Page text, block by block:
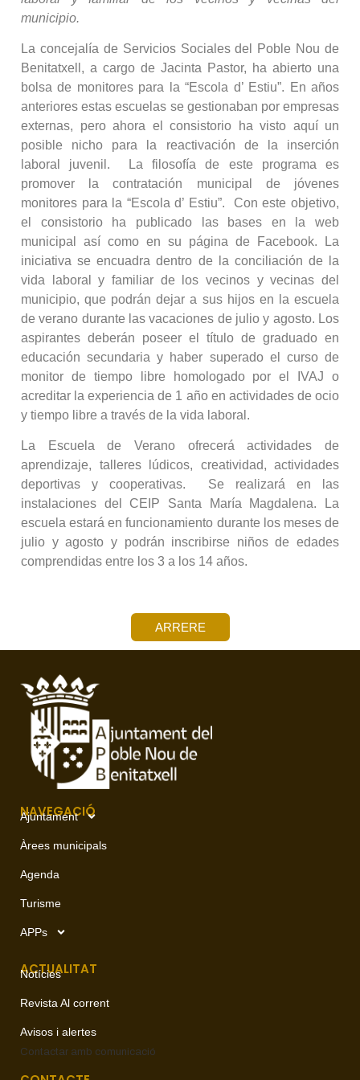
municipio.
La concejalía de Servicios Sociales del Poble Nou de
Benitatxell, a cargo de Jacinta Pastor, ha abierto una
bolsa de monitores para la “Escola d’ Estiu”. En años
anteriores estas escuelas se gestionaban por empresas
externas, pero ahora el consistorio ha visto aquí un
posible nicho para la reactivación de la inserción
laboral juvenil. La filosofía de este programa es
promover la contratación municipal de jóvenes
monitores para la “Escola d’ Estiu”. Con este objetivo,
el consistorio ha publicado las bases en la web
municipal así como en su página de Facebook. La
iniciativa se encuadra dentro de la conciliación de la
vida laboral y familiar de los vecinos y vecinas del
municipio, que podrán dejar a sus hijos en la escuela
de verano durante las vacaciones de julio y agosto. Los
aspirantes deberán poseer el título de graduado en
educación secundaria y haber superado el curso de
monitor de tiempo libre homologado por el IVAJ o
acreditar la experiencia de 1 año en actividades de ocio
y tiempo libre a través de la vida laboral.
La Escuela de Verano ofrecerá actividades de
aprendizaje, talleres lúdicos, creatividad, actividades
deportivas y cooperativas. Se realizará en las
instalaciones del CEIP Santa María Magdalena. La
escuela estará en funcionamiento durante los meses de
julio y agosto y podrán inscribirse niños de edades
comprendidas entre los 3 a los 14 años.
ARRERE
NAVEGACIÓ
Ajuntament
Àrees municipals
Agenda
Turisme
APPs
ACTUALITAT
Notícies
Revista Al corrent
Avisos i alertes
Contactar amb comunicació